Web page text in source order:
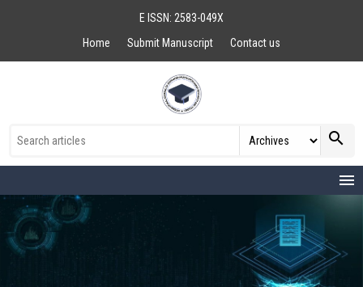
E ISSN: 2583-049X
Home
Submit Manuscript Contact us
search
menu